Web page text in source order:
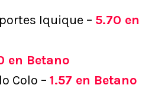
Iquique – 5.70 en
en Betano
Colo – 1.57 en Betano